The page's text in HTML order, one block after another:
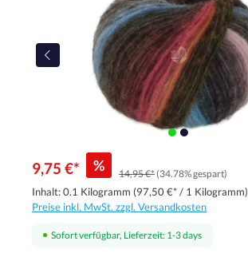
9,75 €* % 14,95 €*(34.78% gespart)
Inhalt:0.1 Kilogramm (97,50 €* / 1 Kilogramm)
Preise inkl. MwSt. zzgl. Versandkosten
Sofort verfügbar, Lieferzeit: 1-3 days